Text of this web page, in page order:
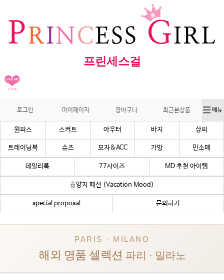
프린세스걸
로그인 마이페이지 장바구니 최근본상품
원피스 스커트 아우터 바지 상의
트레이닝복 슈즈 모자&ACC 가방 민소매
데일리룩 77사이즈 MD 추천 아이템
휴양지 패션 (Vacation Mood)
special proposal 문의하기
PARIS · MILANO
해외 명품 셀렉션 파리 · 밀라노